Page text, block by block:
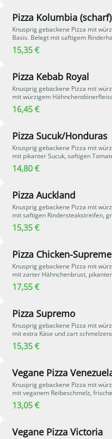
Pizza Kolumbia (scharf)
Knusprig gebackene Pizza mit
Basis. Belegt mit saftigem
Bacon und frischen Zwiebeln.
eine angenehme Schärfe, während
15,35 €
Pizza Kebab Royal
Knusprig gebackene Pizza mit
mit würzigem
cremigem Hirtenkäse. Frischer
aromatische Note, während
16,45 €
Pizza Sucuk/Honduras
Knusprig gebackene Pizza mit
mit pikanter Sucuk, saftigen
Geschmolzener Käse und
harmonische Kombination aus
14,80 €
Pizza Auckland
Knusprig gebackene Pizza mit
mit saftigen Rindersteakstreifen,
Tomaten. Cremige Sauce
verleihen der Pizza eine
15,35 €
Pizza Chicken-Supreme
Knusprig gebackene Pizza mit
mit zarter Hähnchenbrust,
Champignons und roten Zwiebeln.
herzhafte Kombination perfekt ab
17,55 €
Pizza Supremo
Knusprig gebackene Pizza mit
mit extra Käse und zart
eine besonders cremige und
alle, die es besonders käsig mögen.
15,35 €
Vegane Pizza
Knusprig gebackene Pizza mit
mit veganem Reibeschmelz,
und roten Zwiebeln. Frischer
Würze und rundet die vegane
13,05 €
Vegane Pizza Victoria